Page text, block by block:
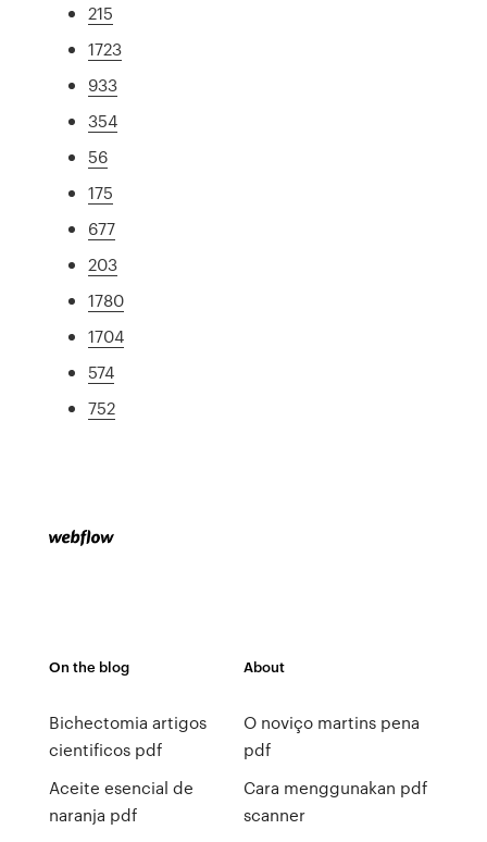
215
1723
933
354
56
175
677
203
1780
1704
574
752
On the blog
Bichectomia artigos
cientificos pdf
Aceite esencial de
naranja pdf
About
O noviço martins pena
pdf
Cara menggunakan pdf
scanner